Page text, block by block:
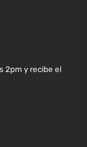
2pm y recibe el